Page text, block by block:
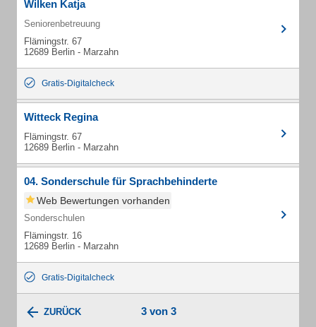
Wilken Katja
Seniorenbetreuung
Flämingstr. 67
12689 Berlin - Marzahn
Gratis-Digitalcheck
Witteck Regina
Flämingstr. 67
12689 Berlin - Marzahn
04. Sonderschule für Sprachbehinderte
Web Bewertungen vorhanden
Sonderschulen
Flämingstr. 16
12689 Berlin - Marzahn
Gratis-Digitalcheck
ZURÜCK 3 von 3